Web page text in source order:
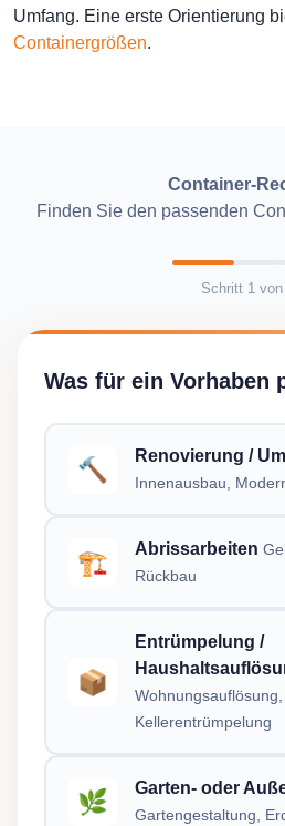
Umfang. Eine erste Orientierung
Containergrößen.
Container-
Finden Sie den passenden
Schritt 1von
Was für ein Vorhaben
🔨 Renovierung /
Innenausbau,
🏗️ Abrissarbeiten
Rückbau
📦
Entrümpelung /
Wohnungsauflösung,
Kellerentrümpelung
🌿 Garten- oder
Gartengestaltung,